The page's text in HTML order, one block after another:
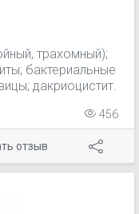
трахомный);
бактериальные
дакриоцистит.
456
отзыв